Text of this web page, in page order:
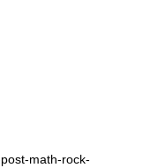
math-rock-